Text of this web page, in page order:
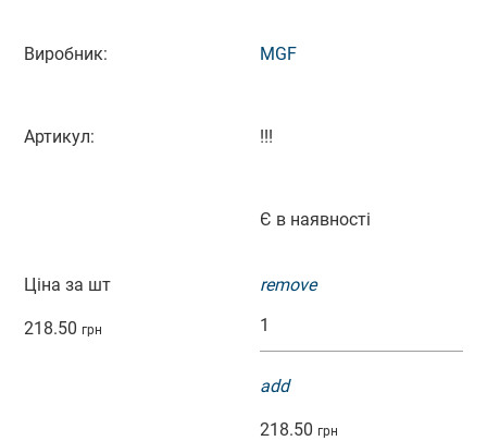
Виробник: MGF
Артикул: !!!
Є в наявності
Ціна за шт
218.50 грн
remove
add
218.50 грн